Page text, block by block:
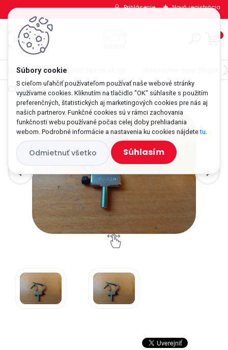
S cieľom uľahčiť používateľom používať naše webové stránky
využívame cookies. Kliknutím na tlačidlo "OK" súhlasíte s použitím
preferenčných, štatistických aj marketingových cookies pre nás aj
našich partnerov. Funkčné cookies sú v rámci zachovania
funkčnosti webu používané počas celej doby prehliadania
webom. Podrobné informácie a nastavenia ku cookies nájdetetu.
Odmietnuť všetko Súhlasím
Prihlásenie Nová registrácia
0
Úvod Priemyselné šijacie stroje
Chápač